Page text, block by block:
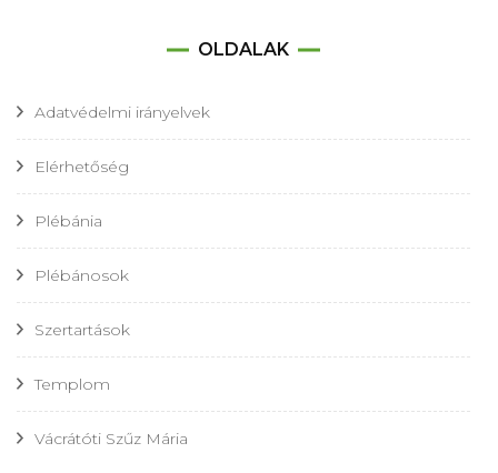
OLDALAK
Adatvédelmi irányelvek
Elérhetőség
Plébánia
Plébánosok
Szertartások
Templom
Vácrátóti Szűz Mária